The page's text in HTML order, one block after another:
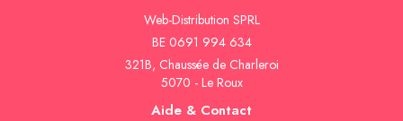
Web-Distribution SPRL
BE 0691 994 634
321B, Chaussée de Charleroi
5070 - Le Roux
Aide & Contact